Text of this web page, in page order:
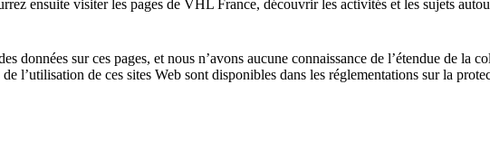
ensuite visiter les pages de VHL France, découvrir les activités et les sujets
données sur ces pages, et nous n’avons aucune connaissance de l’étendue de la
l’utilisation de ces sites Web sont disponibles dans les réglementations sur la